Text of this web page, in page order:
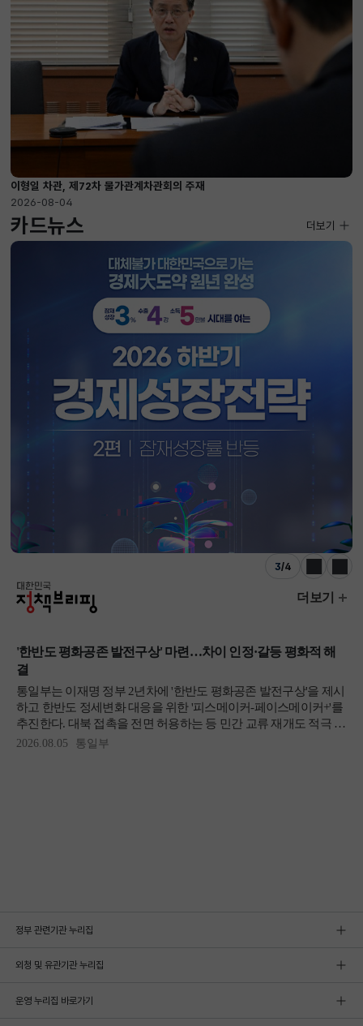
이형일 차관, 제72차 물가관계차관회의 주재
2026-08-04
카드뉴스
3/4
이전 다음
더보기
정부 관련기관 누리집
외청 및 유관기관 누리집
운영 누리집 바로가기